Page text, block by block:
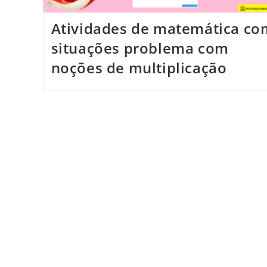
Atividades de matemática
situações problema com
noções de multiplicação